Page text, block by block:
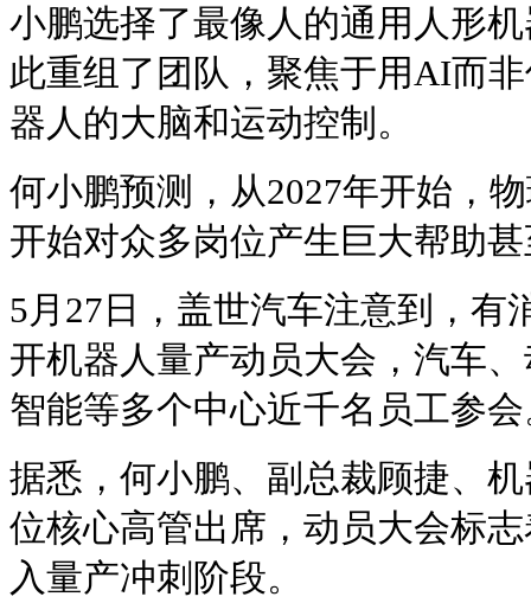
小鹏选择了最像人的通用人形
此重组了团队，聚焦于用AI而
器人的大脑和运动控制。
何小鹏预测，从2027年开始，
开始对众多岗位产生巨大帮助
5月27日，盖世汽车注意到，有
开机器人量产动员大会，汽车
智能等多个中心近千名员工参
据悉，何小鹏、副总裁顾捷、
位核心高管出席，动员大会标
入量产冲刺阶段。